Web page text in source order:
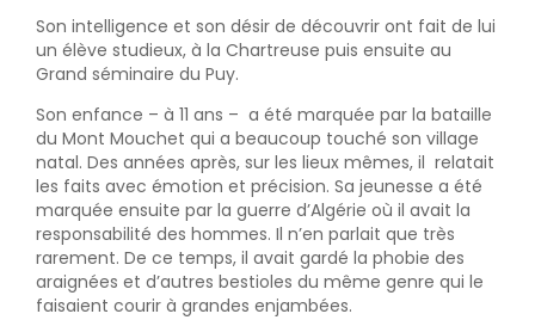
Son intelligence et son désir de découvrir ont fait de lui
un élève studieux, à la Chartreuse puis ensuite au
Grand séminaire du Puy.
Son enfance – à 11 ans – a été marquée par la bataille
du Mont Mouchet qui a beaucoup touché son village
natal. Des années après, sur les lieux mêmes, il relatait
les faits avec émotion et précision. Sa jeunesse a été
marquée ensuite par la guerre d’Algérie où il avait la
responsabilité des hommes. Il n’en parlait que très
rarement. De ce temps, il avait gardé la phobie des
araignées et d’autres bestioles du même genre qui le
faisaient courir à grandes enjambées.